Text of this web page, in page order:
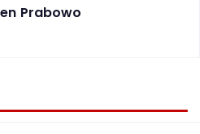
Prabowo